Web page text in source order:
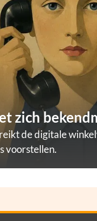
zich
de digitale
voorstellen.